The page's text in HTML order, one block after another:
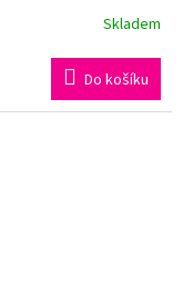
Skladem
Do košíku